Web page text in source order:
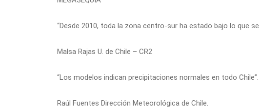
“Desde 2010, toda la zona centro-sur ha estado bajo lo que se
Malsa Rajas U. de Chile – CR2
“Los modelos indican precipitaciones normales en todo Chile”.
Raúl Fuentes Dirección Meteorológica de Chile.